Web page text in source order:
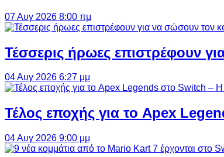
07 Αυγ 2026 8:00 πμ
Τέσσερις ήρωες επιστρέφουν
04 Αυγ 2026 6:27 μμ
Τέλος εποχής για το Apex
04 Αυγ 2026 9:00 μμ